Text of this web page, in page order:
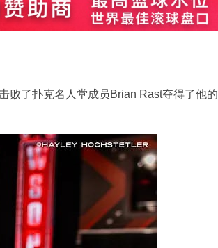
败了扑克名人堂成员Brian Rast夺得了他的